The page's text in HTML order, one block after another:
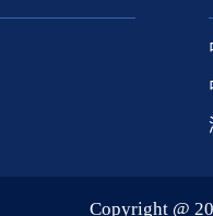
Copyright @